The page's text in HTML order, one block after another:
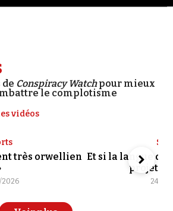
de Conspiracy Watchpour mieux
le complotisme
vidéos
très orwellien Et si la langue de
projet
24/